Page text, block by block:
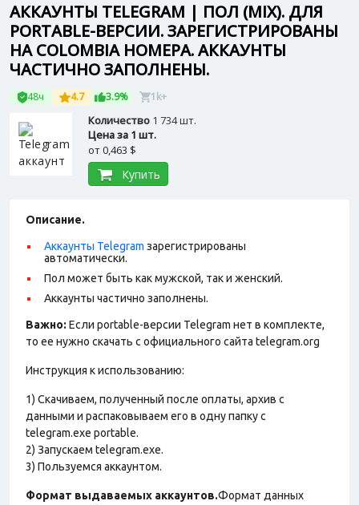
АККАУНТЫ TELEGRAM | ПОЛ (MIX). ДЛЯ
PORTABLE-ВЕРСИИ. ЗАРЕГИСТРИРОВАНЫ
НА COLOMBIA НОМЕРА. АККАУНТЫ
ЧАСТИЧНО ЗАПОЛНЕНЫ.
48ч 4.7 3.9% 1k+
Количество 1 734 шт.
Цена за 1 шт.
от0,463 $
Купить
Описание.
Аккаунты Telegram зарегистрированы
автоматически.
Пол может быть как мужской, так и женский.
Аккаунты частично заполнены.
Важно: Если portable-версии Telegram нет в комплекте,
то ее нужно скачать с официального сайта telegram.org
Инструкция к использованию:
1) Скачиваем, полученный после оплаты, архив с
данными и распаковываем его в одну папку с
telegram.exe portable.
2) Запускаем telegram.exe.
3) Пользуемся аккаунтом.
Формат выдаваемых аккаунтов.Формат данных